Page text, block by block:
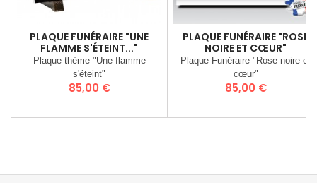
PLAQUE FUNÉRAIRE "UNE
FLAMME S'ÉTEINT..."
Plaque thème "Une flamme
s'éteint"
Prix
85,00 €
PLAQUE FUNÉRAIRE "ROSE
NOIRE ET CŒUR"
Plaque Funéraire "Rose noire et
cœur"
Prix
85,00 €